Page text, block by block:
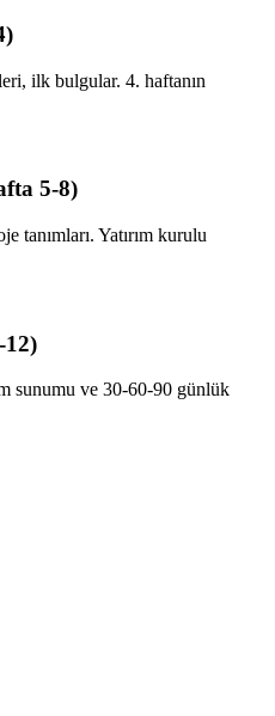
ilk bulgular. 4. haftanın
5-8)
tanımları. Yatırım kurulu
12)
sunumu ve 30-60-90 günlük